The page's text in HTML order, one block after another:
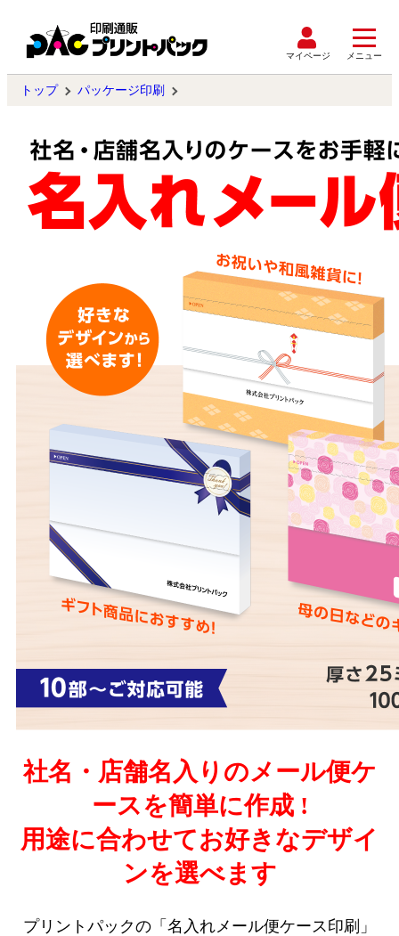
マイページ メニュー
トップ パッケージ印刷
社名・店舗名入りのメール便ケ
ースを簡単に作成 !
用途に合わせてお好きなデザイ
ンを選べます
プリントパックの「名入れメール便ケース印刷」